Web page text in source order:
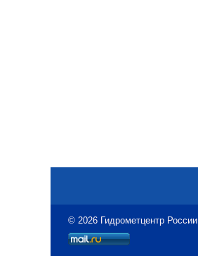
© 2026 Гидрометцентр России